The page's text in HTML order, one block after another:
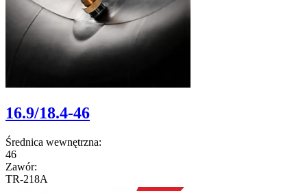
16.9/18.4-46
Średnica wewnętrzna:
46
Zawór:
TR-218A